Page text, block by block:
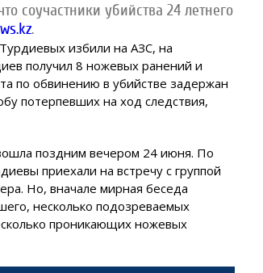
соучастники убийства 24 летнего
.
избили на АЗС, на
получил 8 ножевых ранений и
по обвинению в убийстве задержан
потерпевших на ход следствия,
поздним вечером 24 июня. По
приехали на встречу с группой
Но, вначале мирная беседа
несколько подозреваемых
проникающих ножевых